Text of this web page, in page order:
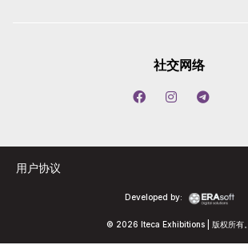
社交网络
© 2026 Iteca Exhibitions | 版权所有。
Developed by:
用户协议